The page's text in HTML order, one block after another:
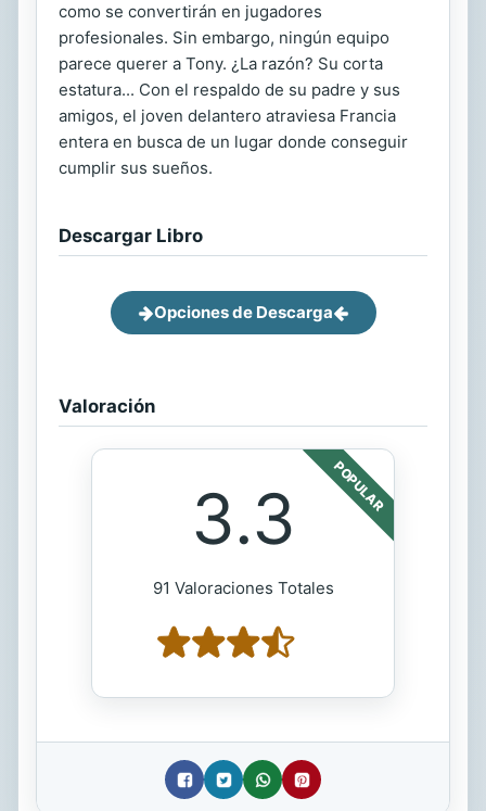
como se convertirán en jugadores
profesionales. Sin embargo, ningún equipo
parece querer a Tony. ¿La razón? Su corta
estatura... Con el respaldo de su padre y sus
amigos, el joven delantero atraviesa Francia
entera en busca de un lugar donde conseguir
cumplir sus sueños.
Descargar Libro
Opciones de Descarga
Valoración
POPULAR
3.3
91 Valoraciones Totales